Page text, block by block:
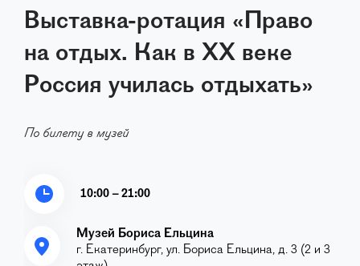
Выставка-ротация «Право
на отдых. Как в XX веке
Россия училась отдыхать»
По билету в музей
10:00 – 21:00
Музей Бориса Ельцина
г. Екатеринбург, ул. Бориса Ельцина, д. 3 (2 и 3